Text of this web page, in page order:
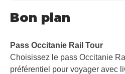
Bon plan
Pass Occitanie Rail Tour​
Choisissez le pass Occitanie
préférentiel pour voyager avec